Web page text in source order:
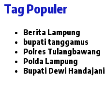
Tag Populer
Berita Lampung
bupati tanggamus
Polres Tulangbawang
Polda Lampung
Bupati Dewi Handajani